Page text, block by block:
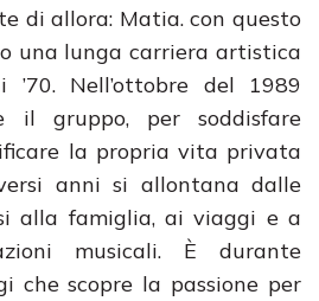
di allora: Matia. con questo
una lunga carriera artistica
Nell’ottobre del 1989
il gruppo, per soddisfare
la propria vita privata
anni si allontana dalle
alla famiglia, ai viaggi e a
musicali. È durante
che scopre la passione per